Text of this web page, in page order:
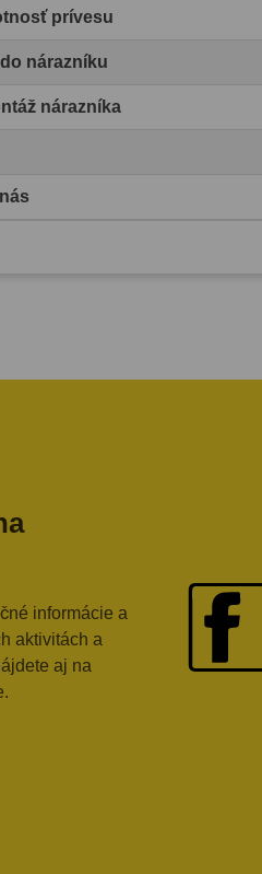
prívesu
nárazníku
nárazníka
informácie a
aktivitách a
aj na